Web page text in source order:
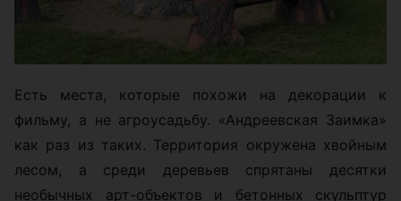
Есть места, которые похожи на декорации к
фильму, а не агроусадьбу. «Андреевская Заимка»
как раз из таких. Территория окружена хвойным
лесом, а среди деревьев спрятаны десятки
необычных арт-объектов и бетонных скульптур